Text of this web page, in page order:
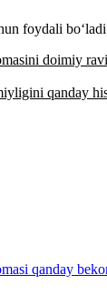
foydali
doimiy
qanday
qanday